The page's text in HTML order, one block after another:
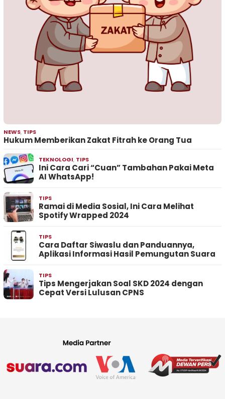
NEWS, TIPS
Hukum Memberikan Zakat Fitrah ke Orang Tua
TEKNOLOGI, TIPS
Ini Cara Cari “Cuan” Tambahan Pakai Meta
AI WhatsApp!
TIPS
Ramai di Media Sosial, Ini Cara Melihat
Spotify Wrapped 2024
TIPS
Cara Daftar Siwaslu dan Panduannya,
Aplikasi Informasi Hasil Pemungutan Suara
TIPS
Tips Mengerjakan Soal SKD 2024 dengan
Cepat Versi Lulusan CPNS